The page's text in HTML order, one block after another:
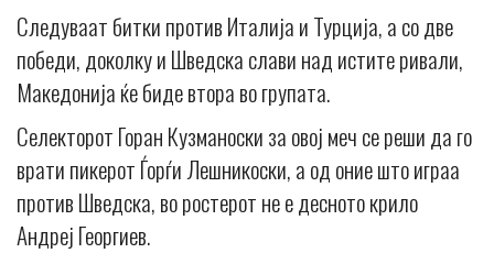
Следуваат битки против Италија и Турција, а со две
победи, доколку и Шведска слави над истите ривали,
Македонија ќе биде втора во групата.
Селекторот Горан Кузманоски за овој меч се реши да го
врати пикерот Ѓорѓи Лешникоски, a од оние што играа
против Шведска, во ростерот не е десното крило
Андреј Георгиев.